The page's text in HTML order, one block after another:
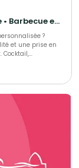
Français Traditionnel • Cuisine régionale • Barbecue et grillades
?
et une prise en
bio, moyen-
chef à domicile,